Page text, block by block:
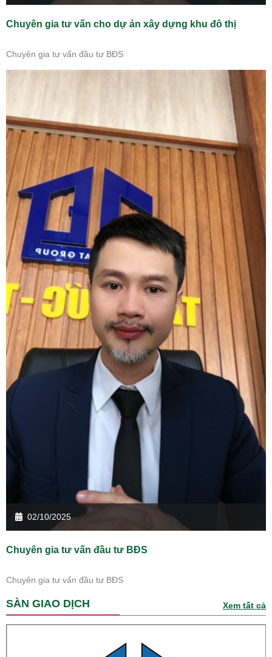
Chuyên gia tư vấn cho dự án xây dựng khu đô thị
Chuyên gia tư vấn đầu tư BĐS
02/10/2025
Chuyên gia tư vấn đầu tư BĐS
Chuyên gia tư vấn đầu tư BĐS
SÀN GIAO DỊCH Xem tất cả